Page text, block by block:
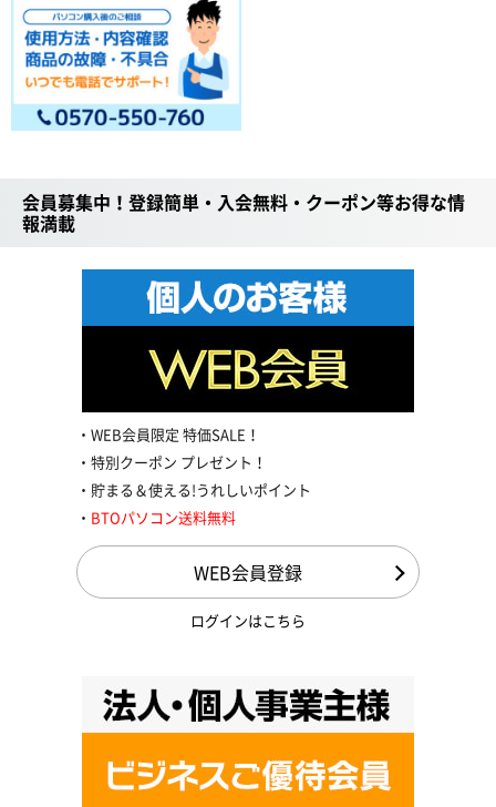
会員募集中！登録簡単・入会無料・クーポン等お得な情
報満載
WEB会員限定 特価SALE！
特別クーポン プレゼント！
貯まる＆使える!うれしいポイント
BTOパソコン送料無料
WEB会員登録
ログインはこちら